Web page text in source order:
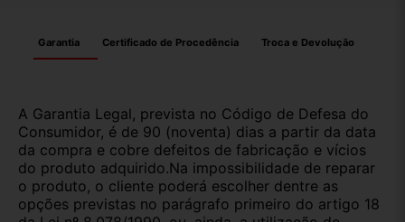
Garantia Certificado de Procedência Troca e Devolução
A Garantia Legal, prevista no Código de Defesa do
Consumidor, é de 90 (noventa) dias a partir da data
da compra e cobre defeitos de fabricação e vícios
do produto adquirido.Na impossibilidade de reparar
o produto, o cliente poderá escolher dentre as
opções previstas no parágrafo primeiro do artigo 18